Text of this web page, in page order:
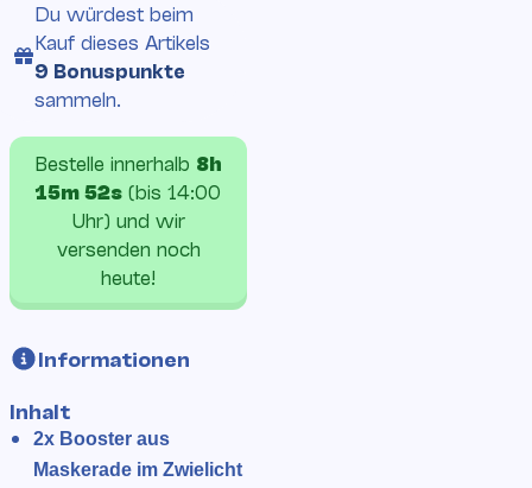
Inhalt
2x Booster aus
Maskerade im Zwielicht
Bestelle innerhalb 8h
15m 52s (bis 14:00
Uhr) und wir
versenden noch
heute!
Informationen
Du würdest beim
Kauf dieses Artikels
9 Bonuspunkte
sammeln.